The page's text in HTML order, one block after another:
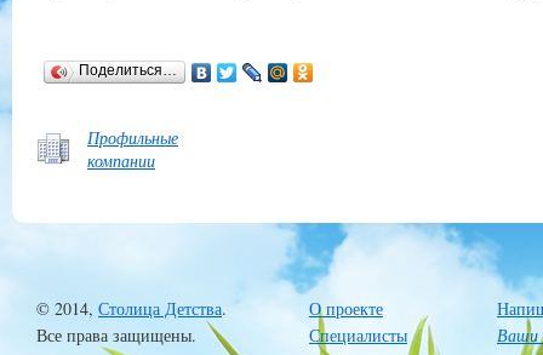
Поделиться…
Профильные
компании
© 2014, Столица Детства.
Все права защищены.
О проекте
Специалисты
Ваши